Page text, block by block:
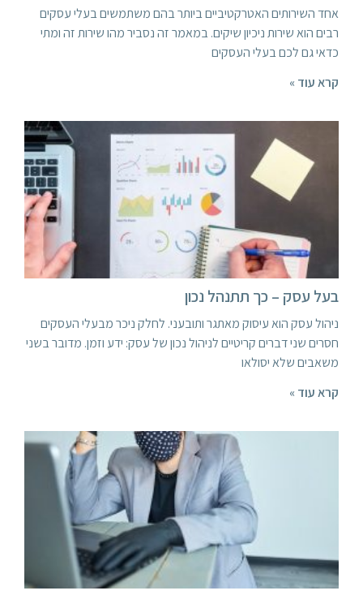
אחד השירותים האטרקטיביים ביותר בהם משתמשים בעלי עסקים
רבים הוא שירות ניכיון שיקים. במאמר זה נסביר מהו שירות זה ומתי
כדאי גם לכם בעלי העסקים
קרא עוד »
בעל עסק – כך תתנהל נכון
ניהול עסק הוא עיסוק מאתגר ותובעני. לחלק ניכר מבעלי העסקים
חסרים שני דברים קריטיים לניהול נכון של עסק: ידע וזמן. מדובר בשני
משאבים שלא יסולאו
קרא עוד »